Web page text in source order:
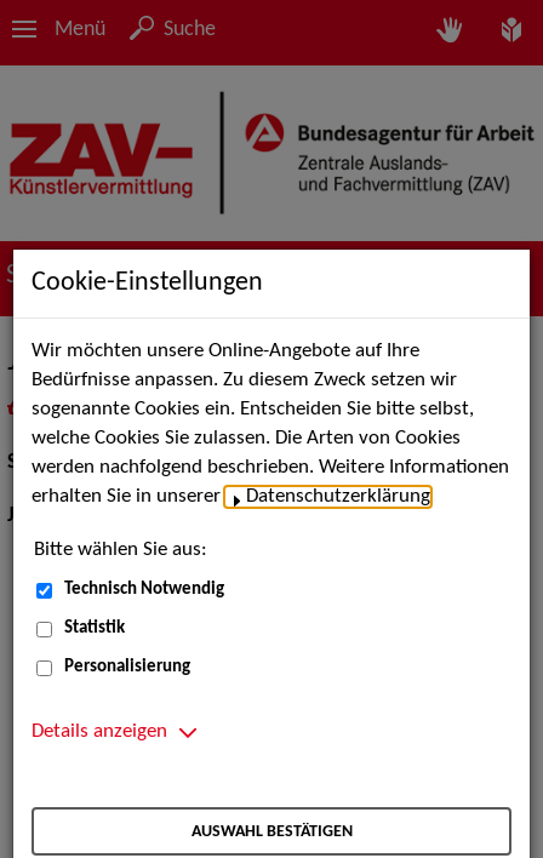
Menü Suche
Suche nach Künstler*innen
Jörg Gudzuhn
als PDF speichern
inMeine Merklistelegen
Schauspiel:Film und TV
Jahrgang:
Cookie-Einstellungen
Wir möchten unsere Online-Angebote auf Ihre
Bedürfnisse anpassen. Zu diesem Zweck setzen wir
sogenannte Cookies ein. Entscheiden Sie bitte selbst,
welche Cookies Sie zulassen. Die Arten von Cookies
werden nachfolgend beschrieben. Weitere Informationen
erhalten Sie in unserer
Datenschutzerklärung
Bitte wählen Sie aus:
Technisch Notwendig
Statistik
Personalisierung
Details anzeigen
AUSWAHL BESTÄTIGEN